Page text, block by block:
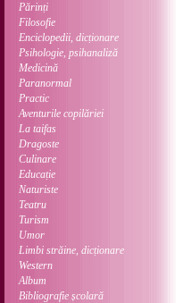
Părinți
Filosofie
Enciclopedii, dicționare
Psihologie, psihanaliză
Medicină
Paranormal
Practic
Aventurile copilăriei
La taifas
Dragoste
Culinare
Educație
Naturiste
Teatru
Turism
Umor
Limbi străine, dicționare
Western
Album
Bibliografie școlară